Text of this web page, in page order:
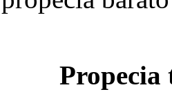
Propecia